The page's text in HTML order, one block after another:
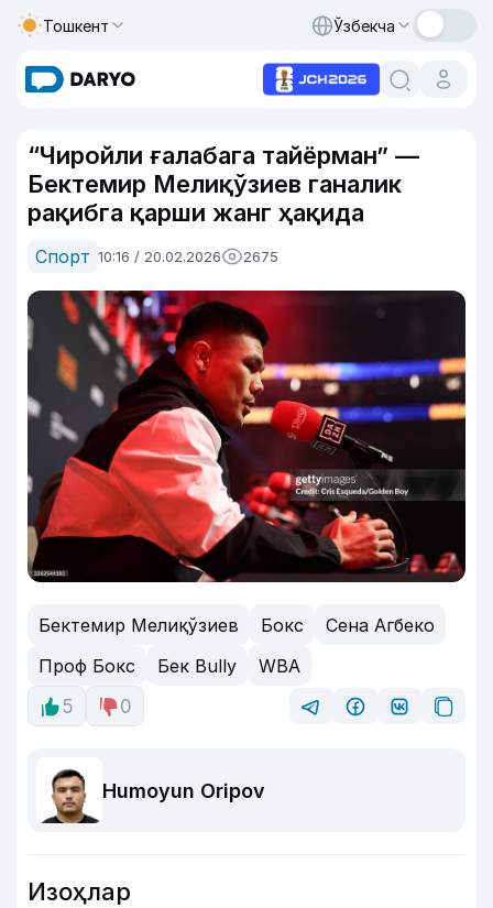
Тошкент Ўзбекча
“Чиройли ғалабага тайёрман” —
Бектемир Мелиқўзиев ганалик
рақибга қарши жанг ҳақида
Спорт 10:16 / 20.02.2026 2675
Бектемир Мелиқўзиев Бокс
Сена Агбеко
Проф Бокс
Бек Bully
WBA
5
0
Humoyun Oripov
Изоҳлар